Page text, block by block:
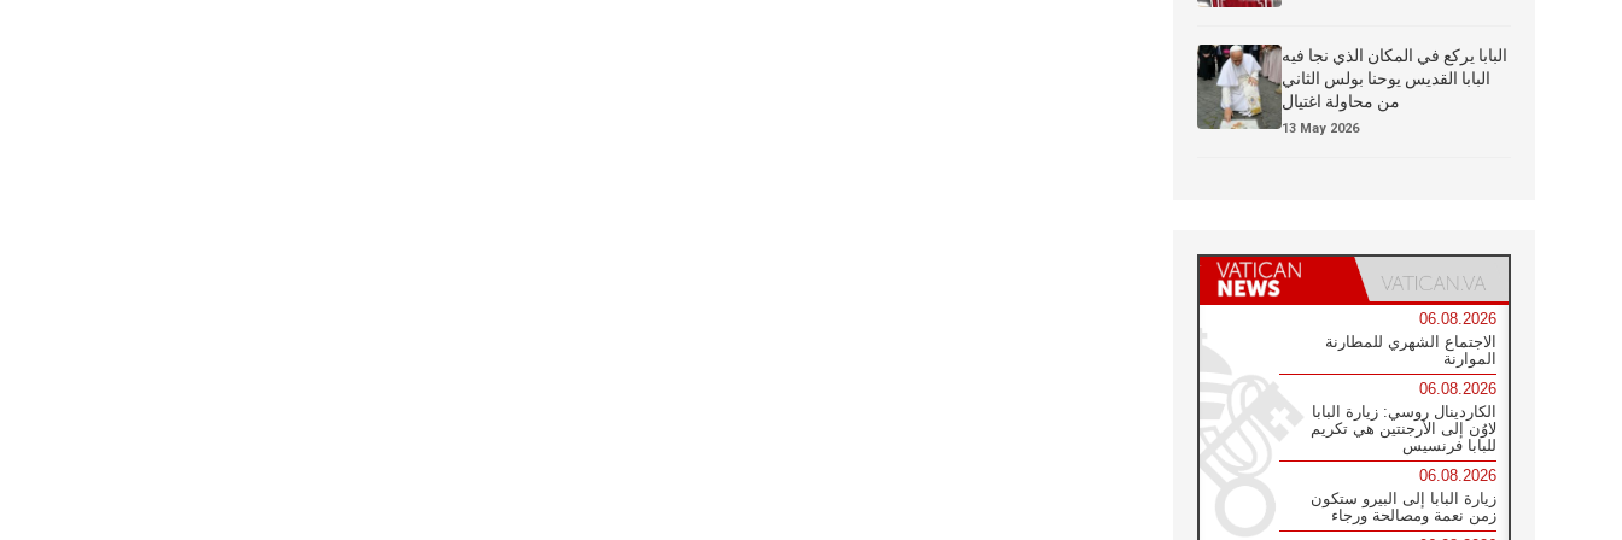
البابا يركع في المكان الذي نجا فيه
البابا القديس يوحنا بولس الثاني
من محاولة اغتيال
13 May 2026
06.08.2026
الاجتماع الشهري للمطارنة
الموارنة
06.08.2026
الكاردينال روسي: زيارة البابا
لاوُن إلى الأرجنتين هي تكريم
للبابا فرنسيس
06.08.2026
زيارة البابا إلى البيرو ستكون
زمن نعمة ومصالحة ورجاء